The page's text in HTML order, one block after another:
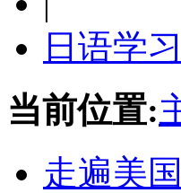
日语学习
当前位置:
走遍美